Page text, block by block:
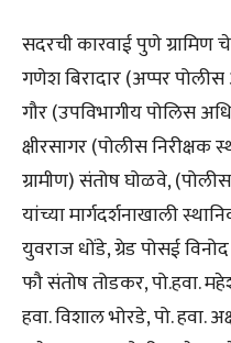
सदरची कारवाई पुणे ग्रामिण
गणेश बिरादार (अप्पर पोलीस
गौर (उपविभागीय पोलिस
क्षीरसागर (पोलीस
ग्रामीण) संतोष घोळवे,
यांच्या मार्गदर्शनाखाली
युवराज धोंडे, ग्रेड पोसई
फौ संतोष तोडकर, पो.हवा.
हवा. विशाल भोरडे, पो. हवा.